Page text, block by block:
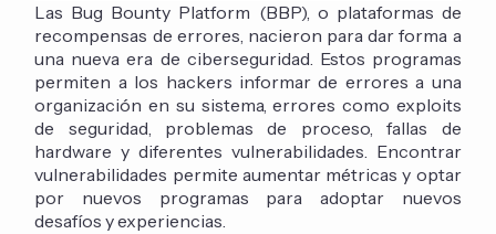
Las Bug Bounty Platform (BBP), o plataformas de
recompensas de errores, nacieron para dar forma a
una nueva era de ciberseguridad. Estos programas
permiten a los hackers informar de errores a una
organización en su sistema, errores como exploits
de seguridad, problemas de proceso, fallas de
hardware y diferentes vulnerabilidades. Encontrar
vulnerabilidades permite aumentar métricas y optar
por nuevos programas para adoptar nuevos
desafíos y experiencias.